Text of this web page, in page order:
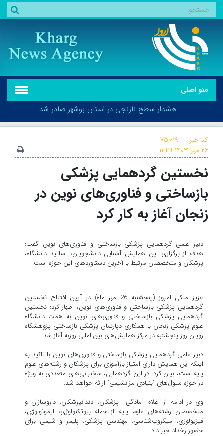
منو اصلی
هشدار سطح نارنجی در استان بوشهر صادر شد
هشدار سطح نارنجی در استان بوشهر صادر شد
کد خبر :
۷۵,۰۱۹
۲۶ مهر ۱۴۰۳
۱۱:۴۹
نخستین گردهمایی پزشکی
بازساختی و فناوری‌های نوین در
زنجان آغاز به کار کرد
دبیر علمی گردهمایی پزشکی بازساختی و فناوری‌های نوین گفت:
هدف از برگزاری این همایش آشنایی دانشجویان، اساتید دانشگاه،
پزشکان و متخصصان مرتبط با آخرین دستاوردهای این حوزه است.
عزیز ملکی امروز (پنجشنبه 26 مهر ماه) در آیین افتتاح نخستین
گردهمایی پزشکی بازساختی و فناوری‌های نوین، اظهار کرد: نخستین
گردهمایی پزشکی بازساختی و فناوری‌های نوین به همت دانشگاه
علوم پزشکی زنجان با همکاری دپارتمان پزشکی بازساختی پژوهشگاه
رویان روز پنجشنبه در مرکز همایش‌های بین‌المللی روزبه آغاز شد.
دبیر علمی گردهمایی پزشکی بازساختی و فناوری‌های نوین با تاکید به
اینکه این همایش دارای امتیاز بازآموزی برای پزشکان و رشته‌های علوم
پایه است، بیان کرد: در این گردهمایی، سخنرانی‌های متعددی به ویژه
در حوزه سلول‌های "بنیادی مزانشیمی" ارائه خواهد شد.
وی در ادامه از اعلام آمادگی پزشکان، دندانپزشکان، داروسازان و
متخصصان رشته‌های علوم پایه از جمله بیوتکنولوژی، ایمونولوژی،
فیزیولوژی، میکروب‌شناسی، مهندسی پزشکی، پلیمر و شیمی برای
حضور رخداد خبر داد.